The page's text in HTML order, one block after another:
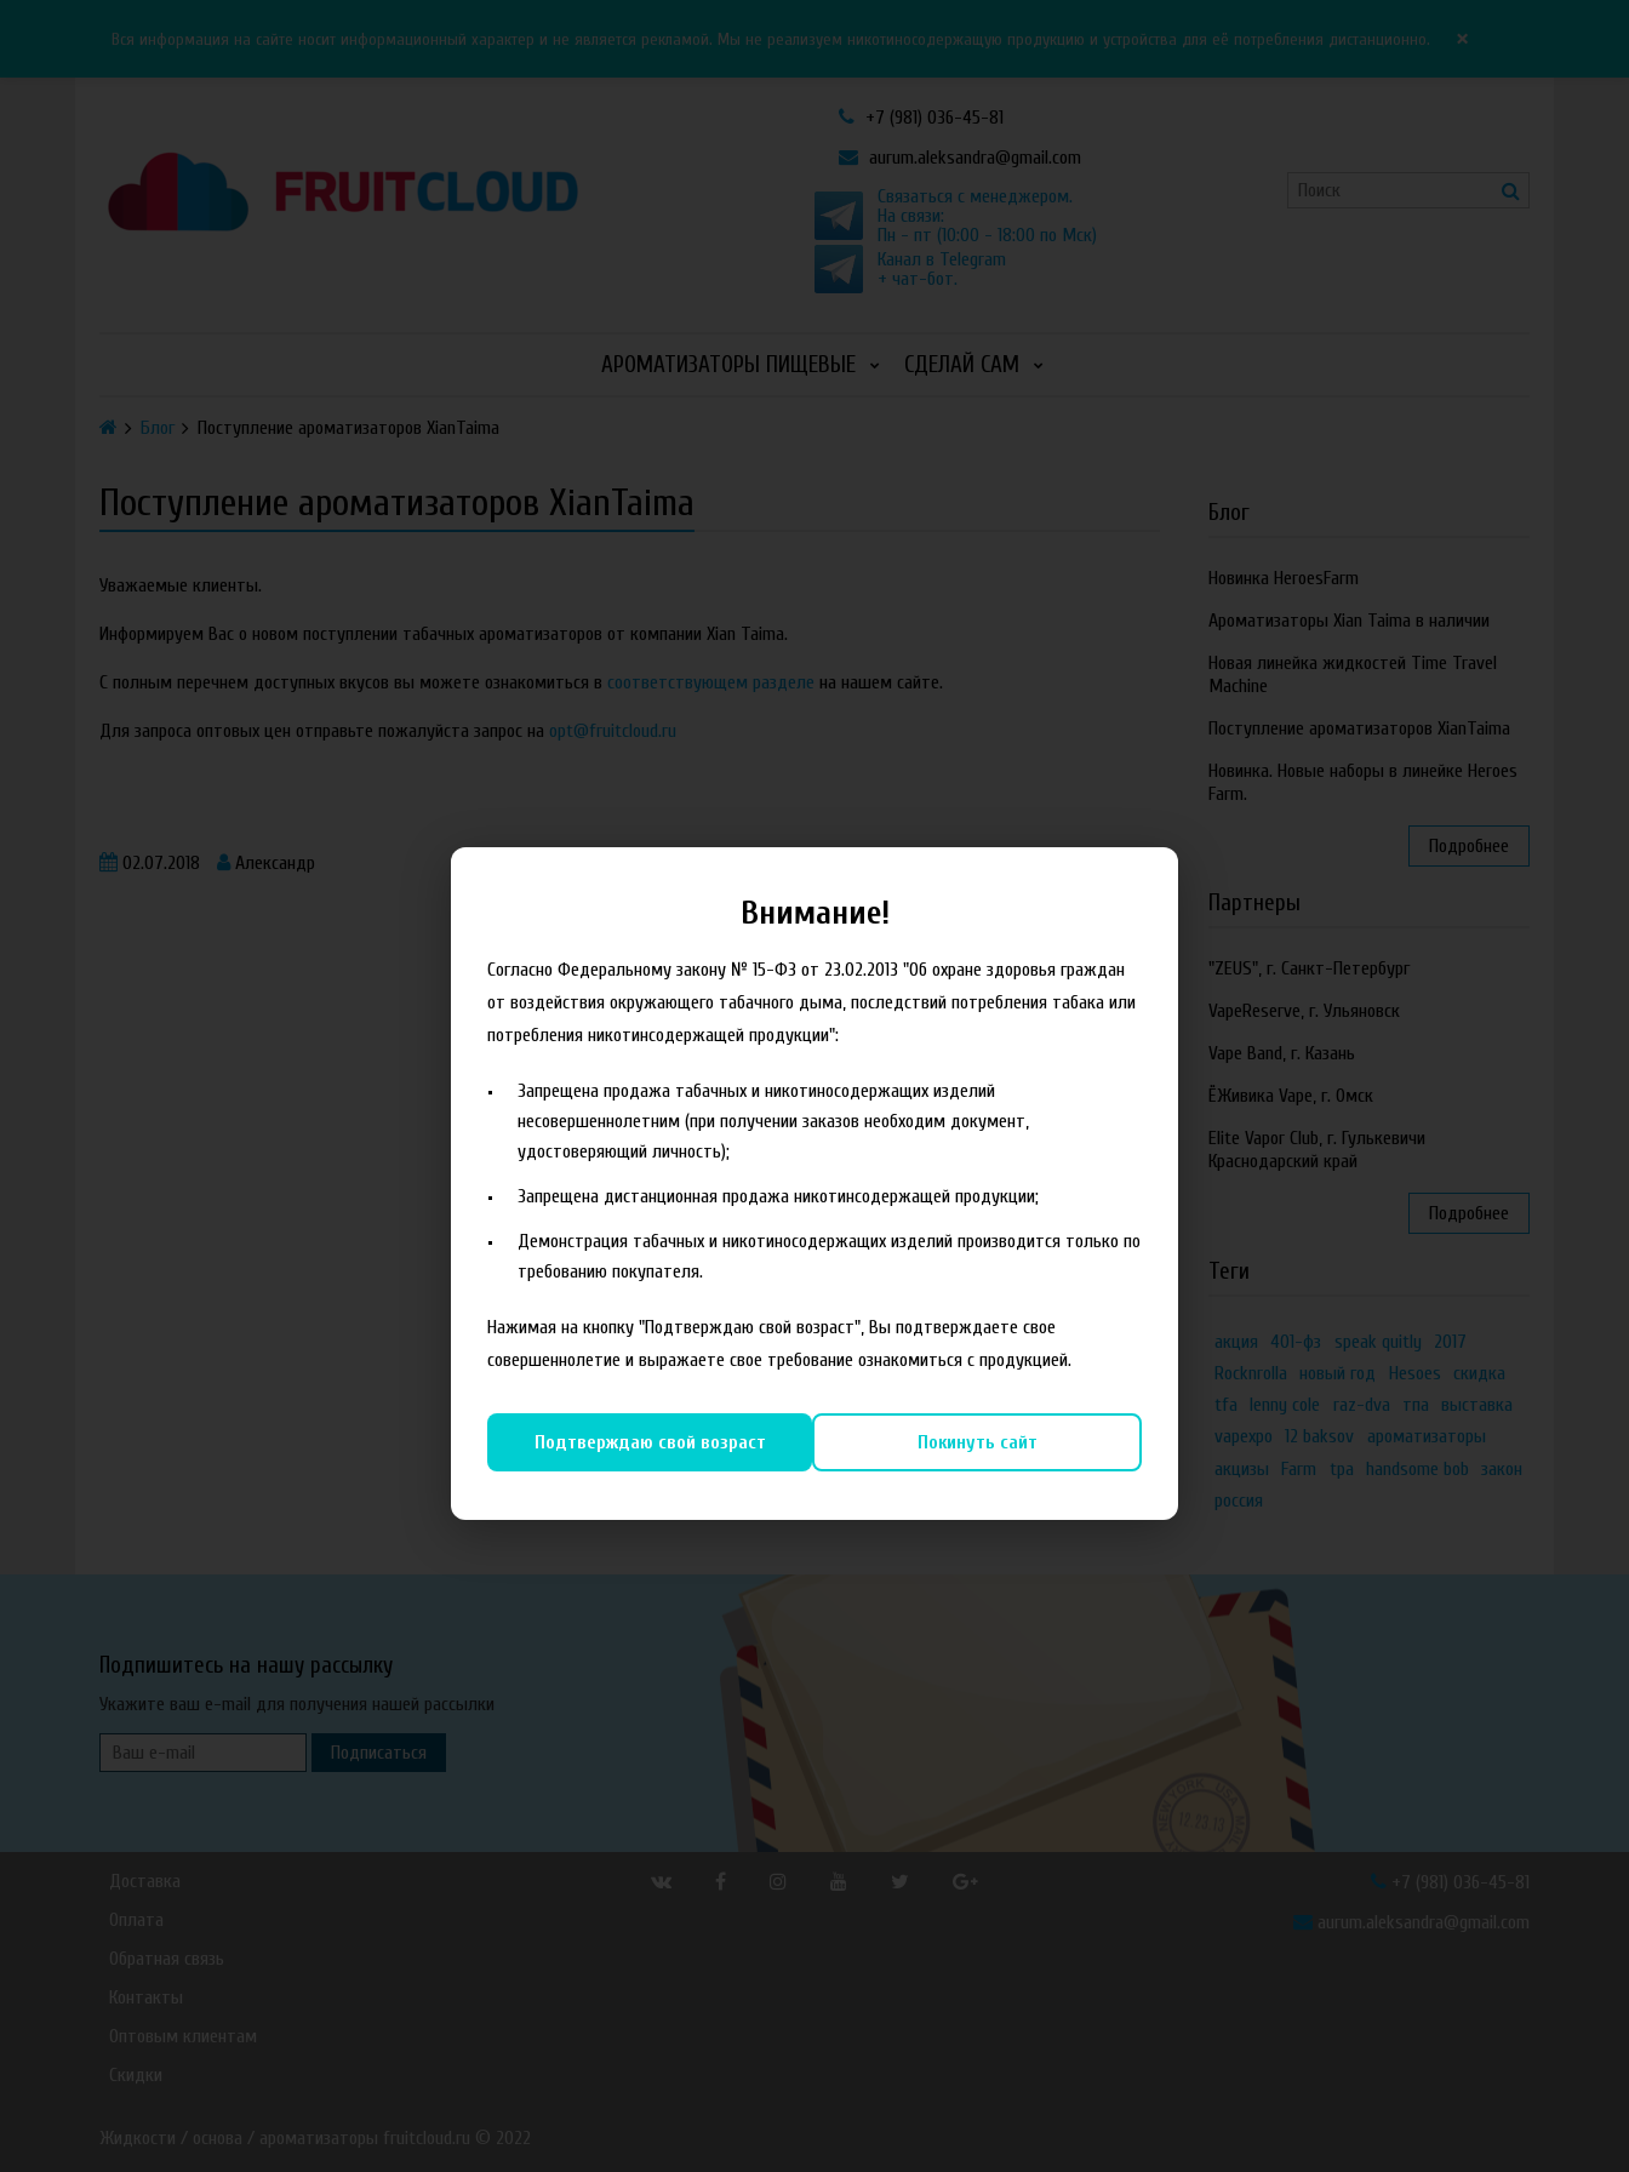
Вся информация на сайте носит информационный характер и не является рекламой. Мы не реализуем никотиносодержащую продукцию и устройства для её потребления дистанционно. ×
+7 (981) 036-45-81
aurum.aleksandra@gmail.com
Связаться с менеджером.
На связи:
Пн - пт (10:00 - 18:00 по Мск)
Канал в Telegram
+ чат-бот.
АРОМАТИЗАТОРЫ ПИЩЕВЫЕ СДЕЛАЙ САМ
Блог Поступление ароматизаторов XianTaima
Поступление ароматизаторов XianTaima
Уважаемые клиенты.
Информируем Вас о новом поступлении табачных ароматизаторов от компании Xian Taima.
С полным перечнем доступных вкусов вы можете ознакомиться в соответствующем разделе на нашем сайте.
Для запроса оптовых цен отправьте пожалуйста запрос на opt@fruitcloud.ru
02.07.2018 Александр
Блог
Новинка HeroesFarm
Ароматизаторы Xian Taima в наличии
Новая линейка жидкостей Time Travel
Machine
Поступление ароматизаторов XianTaima
Новинка. Новые наборы в линейке Heroes
Farm.
Подробнее
Партнеры
"ZEUS", г. Санкт-Петербург
VapeReserve, г. Ульяновск
Vape Band, г. Казань
ЁЖивика Vape, г. Омск
Elite Vapor Club, г. Гулькевичи
Краснодарский край
Подробнее
Теги
акция 401-фз speak quitly
2017
Rocknrolla
новый год Hesoes
скидка
tfa
lenny cole raz-dva тпа
выставка
vapexpo
12 baksov
ароматизаторы
акцизы
Farm tpa handsome bob
закон
россия
Подпишитесь на нашу рассылку
Укажите ваш e-mail для получения нашей рассылки
Подписаться
Доставка
Оплата
Обратная связь
Контакты
Оптовым клиентам
Скидки
+7 (981) 036-45-81
aurum.aleksandra@gmail.com
Жидкости / основа / ароматизаторы fruitcloud.ru © 2022
Внимание!
Согласно Федеральному закону № 15-ФЗ от 23.02.2013 "Об охране здоровья граждан
от воздействия окружающего табачного дыма, последствий потребления табака или
потребления никотинсодержащей продукции":
Запрещена продажа табачных и никотиносодержащих изделий
несовершеннолетним (при получении заказов необходим документ,
удостоверяющий личность);
Запрещена дистанционная продажа никотинсодержащей продукции;
Демонстрация табачных и никотиносодержащих изделий производится только по
требованию покупателя.
Нажимая на кнопку "Подтверждаю свой возраст", Вы подтверждаете свое
совершеннолетие и выражаете свое требование ознакомиться с продукцией.
Подтверждаю свой возраст Покинуть сайт